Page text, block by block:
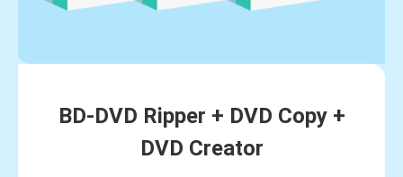
BD-DVD Ripper + DVD Copy +
DVD Creator